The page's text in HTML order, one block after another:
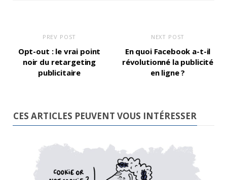
PREV POST
Opt-out : le vrai point
noir du retargeting
publicitaire
NEXT POST
En quoi Facebook a-t-il
révolutionné la publicité
en ligne ?
CES ARTICLES PEUVENT VOUS INTÉRESSER